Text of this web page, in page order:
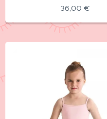
36,00 €